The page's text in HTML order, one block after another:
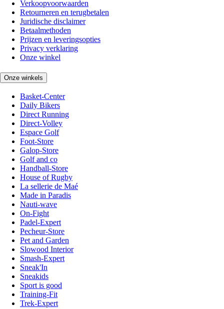
Verkoopvoorwaarden
Retourneren en terugbetalen
Juridische disclaimer
Betaalmethoden
Prijzen en leveringsopties
Privacy verklaring
Onze winkel
Onze winkels
Basket-Center
Daily Bikers
Direct Running
Direct-Volley
Espace Golf
Foot-Store
Galop-Store
Golf and co
Handball-Store
House of Rugby
La sellerie de Maé
Made in Paradis
Nauti-wave
On-Fight
Padel-Expert
Pecheur-Store
Pet and Garden
Slowood Interior
Smash-Expert
Sneak'In
Sneakids
Sport is good
Training-Fit
Trek-Expert